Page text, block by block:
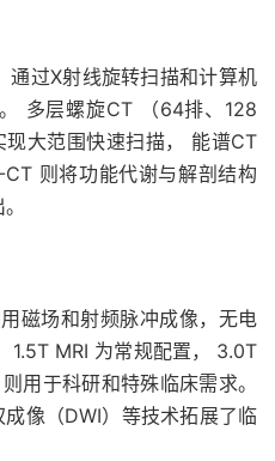
过X射线旋转扫描和计算机
多层螺旋CT （64排、128
大范围快速扫描， 能谱CT
则将功能代谢与解剖结构
场和射频脉冲成像，无电
1.5T MRI 为常规配置， 3.0T
用于科研和特殊临床需求。
像（DWI）等技术拓展了临